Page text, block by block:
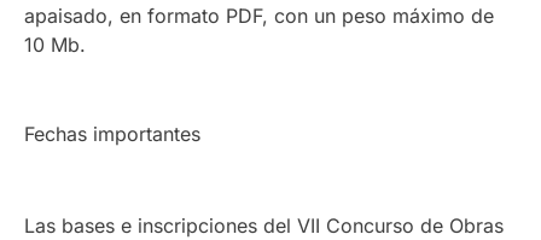
apaisado, en formato PDF, con un peso máximo de
10 Mb.
Fechas importantes
Las bases e inscripciones del VII Concurso de Obras